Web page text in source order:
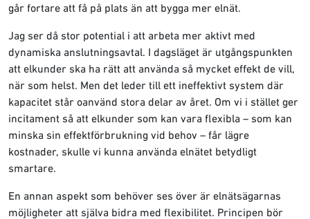
går fortare att få på plats än att bygga mer elnät.
Jag ser då stor potential i att arbeta mer aktivt med
dynamiska anslutningsavtal. I dagsläget är utgångspunkten
att elkunder ska ha rätt att använda så mycket effekt de vill,
när som helst. Men det leder till ett ineffektivt system där
kapacitet står oanvänd stora delar av året. Om vi i stället ger
incitament så att elkunder som kan vara flexibla – som kan
minska sin effektförbrukning vid behov – får lägre
kostnader, skulle vi kunna använda elnätet betydligt
smartare.
En annan aspekt som behöver ses över är elnätsägarnas
möjligheter att själva bidra med flexibilitet. Principen bör